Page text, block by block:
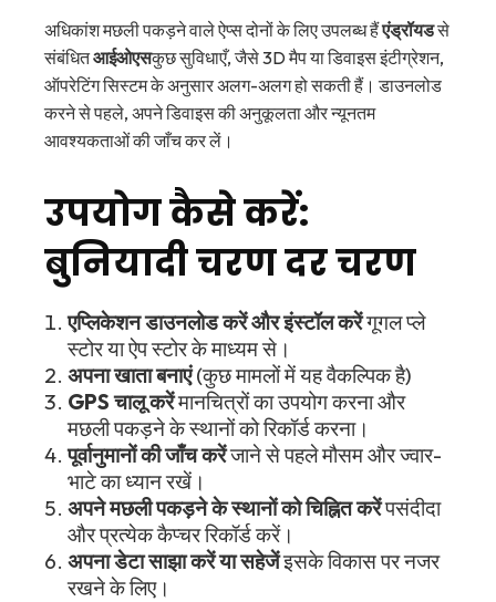
अधिकांश मछली पकड़ने वाले ऐप्स दोनों के लिए उपलब्ध हैंएंड्रॉयडसे
संबंधितआईओएसकुछ सुविधाएँ, जैसे 3D मैप या डिवाइस इंटीग्रेशन,
ऑपरेटिंग सिस्टम के अनुसार अलग-अलग हो सकती हैं। डाउनलोड
करने से पहले, अपने डिवाइस की अनुकूलता और न्यूनतम
आवश्यकताओं की जाँच कर लें।
उपयोग कैसे करें:
बुनियादी चरण दर चरण
एप्लिकेशन डाउनलोड करें और इंस्टॉल करेंगूगल प्ले
स्टोर या ऐप स्टोर के माध्यम से।
अपना खाता बनाएं(कुछ मामलों में यह वैकल्पिक है)
GPS चालू करेंमानचित्रों का उपयोग करना और
मछली पकड़ने के स्थानों को रिकॉर्ड करना।
पूर्वानुमानों की जाँच करेंजाने से पहले मौसम और ज्वार-
भाटे का ध्यान रखें।
अपने मछली पकड़ने के स्थानों को चिह्नित करेंपसंदीदा
और प्रत्येक कैप्चर रिकॉर्ड करें।
अपना डेटा साझा करें या सहेजेंइसके विकास पर नजर
रखने के लिए।